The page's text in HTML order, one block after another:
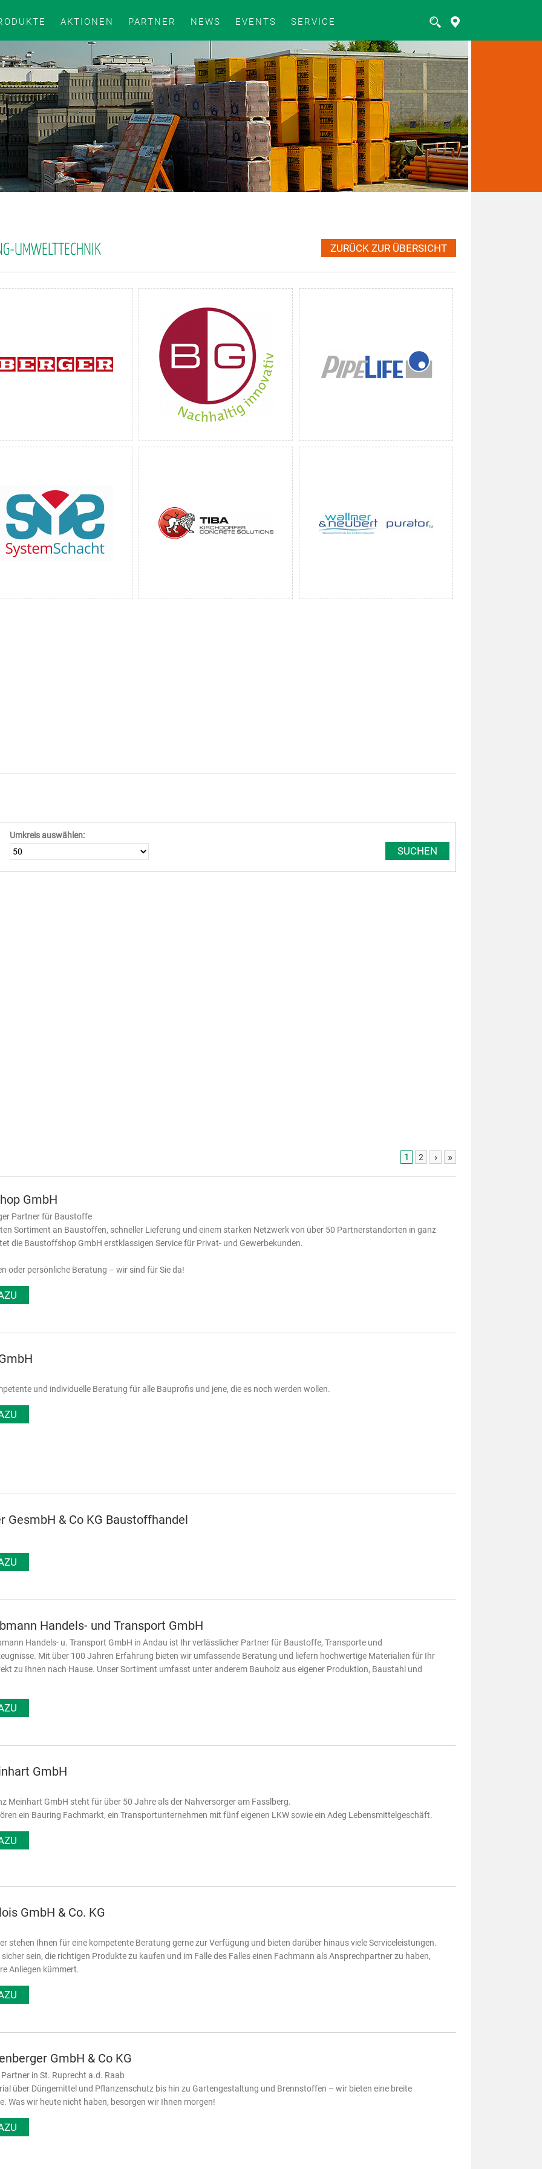
AKTIONEN PARTNER NEWS EVENTS SERVICE
ZURÜCK ZUR ÜBERSICHT
UMWELTTECHNIK
Umkreis auswählen:
1 2 › »
GmbH
Partner für Baustoffe
Sortiment an Baustoffen, schneller Lieferung und einem starken Netzwerk von über 50 Partnerstandorten in ganz
die Baustoffshop GmbH erstklassigen Service für Privat- und Gewerbekunden.
oder persönliche Beratung – wir sind für Sie da!
und individuelle Beratung für alle Bauprofis und jene, die es noch werden wollen.
GesmbH & Co KG Baustoffhandel
Handels- und Transport GmbH
Handels- u. Transport GmbH in Andau ist Ihr verlässlicher Partner für Baustoffe, Transporte und
Mit über 100 Jahren Erfahrung bieten wir umfassende Beratung und liefern hochwertige Materialien für Ihr
zu Ihnen nach Hause. Unser Sortiment umfasst unter anderem Bauholz aus eigener Produktion, Baustahl und
GmbH
Meinhart GmbH steht für über 50 Jahre als der Nahversorger am Fasslberg.
ein Bauring Fachmarkt, ein Transportunternehmen mit fünf eigenen LKW sowie ein Adeg Lebensmittelgeschäft.
GmbH & Co. KG
stehen Ihnen für eine kompetente Beratung gerne zur Verfügung und bieten darüber hinaus viele Serviceleistungen.
sicher sein, die richtigen Produkte zu kaufen und im Falle des Falles einen Fachmann als Ansprechpartner zu haben,
Anliegen kümmert.
GmbH & Co KG
in St. Ruprecht a.d. Raab
über Düngemittel und Pflanzenschutz bis hin zu Gartengestaltung und Brennstoffen – wir bieten eine breite
Was wir heute nicht haben, besorgen wir Ihnen morgen!